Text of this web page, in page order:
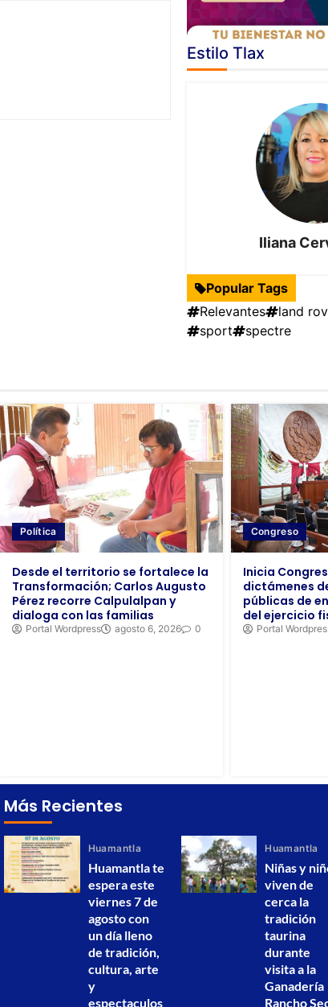
Estilo Tlax
Iliana
Popular Tags
Relevantes
land
sport
spectre
Política
Desde el territorio se fortalece la
Transformación; Carlos Augusto
Pérez recorre Calpulalpan y
dialoga con las familias
Portal Wordpress agosto 6, 2026 0
Congreso
Inicia
dictámenes
públicas de
del ejercicio
Portal
Más Recientes
Huamantla
Huamantla te
espera este
viernes 7 de
agosto con
un día lleno
de tradición,
cultura, arte
y
espectaculos
Huamantla
Niñas y
viven de
cerca la
tradición
taurina
durante
visita a la
Ganadería
Rancho